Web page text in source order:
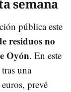
semana
pública este
residuos no
Oyón. En este
una
prevé